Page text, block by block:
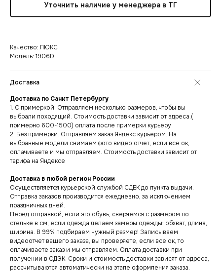
Уточнить наличие у менеджера в ТГ
Качество: ЛЮКС
Модель: 1906D
Доставка
Доставка по Санкт Петербургу
1. С примеркой. Отправляем несколько размеров, чтобы вы
выбрали походящий. Стоимость доставки зависит от адреса.(
примерно 600-1500) оплата после примерки курьеру
2. Без примерки. Отправляем заказ Яндекс курьером. На
выбранные модели снимаем фото видео отчет, если все ок,
оплачиваете и мы отправляем. Стоимость доставки зависит от
тарифа на Яндексе
Доставка в любой регион России
Осуществляется курьерской службой СДЕК до пункта выдачи.
Отправка заказов производится ежедневно, за исключением
праздничных дней.
Перед отправкой, если это обувь, сверяемся с размером по
стельке в см, если одежда делаем замеры одежды: обхват, длина,
ширина. В 99% подбираем нужный размер! Записываем
видеоотчет вашего заказа, вы проверяете, если все ок, то
оплачиваете заказ и мы отправляем. Оплата доставки при
получении в СДЭК. Сроки и стоимость доставки зависят от адреса,
рассчитываются автоматически на этапе оформления заказа.